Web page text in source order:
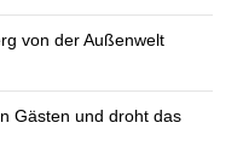
von der Außenwelt
Gästen und droht das